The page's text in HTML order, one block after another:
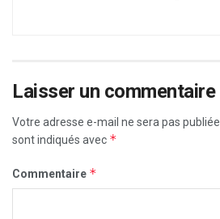
Laisser un commentaire
Votre adresse e-mail ne sera pas publiée.
sont indiqués avec *
Commentaire *